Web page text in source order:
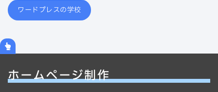
ワードプレスの学校
ホームページ制作